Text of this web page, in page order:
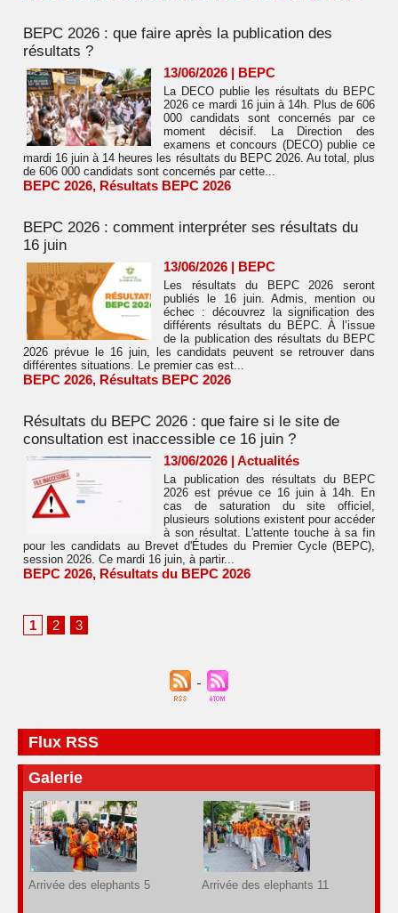
BEPC 2026 : que faire après la publication des
résultats ?
13/06/2026 | BEPC
La DECO publie les résultats du BEPC
2026 ce mardi 16 juin à 14h. Plus de 606
000 candidats sont concernés par ce
moment décisif. La Direction des
examens et concours (DECO) publie ce
mardi 16 juin à 14 heures les résultats du BEPC 2026. Au total, plus
de 606 000 candidats sont concernés par cette...
BEPC 2026, Résultats BEPC 2026
BEPC 2026 : comment interpréter ses résultats du
16 juin
13/06/2026 | BEPC
Les résultats du BEPC 2026 seront
publiés le 16 juin. Admis, mention ou
échec : découvrez la signification des
différents résultats du BEPC. À l’issue
de la publication des résultats du BEPC
2026 prévue le 16 juin, les candidats peuvent se retrouver dans
différentes situations. Le premier cas est...
BEPC 2026, Résultats BEPC 2026
Résultats du BEPC 2026 : que faire si le site de
consultation est inaccessible ce 16 juin ?
13/06/2026 |Actualités
La publication des résultats du BEPC
2026 est prévue ce 16 juin à 14h. En
cas de saturation du site officiel,
plusieurs solutions existent pour accéder
à son résultat. L'attente touche à sa fin
pour les candidats au Brevet d'Études du Premier Cycle (BEPC),
session 2026. Ce mardi 16 juin, à partir...
BEPC 2026, Résultats du BEPC 2026
1 2 3
Flux RSS
Galerie
Arrivée des elephants 5 Arrivée des elephants 11